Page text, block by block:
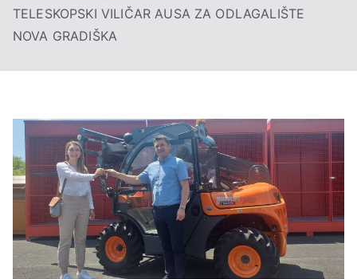
e
TELESKOPSKI VILIČAR AUSA ZA ODLAGALIŠTE
NOVA GRADIŠKA